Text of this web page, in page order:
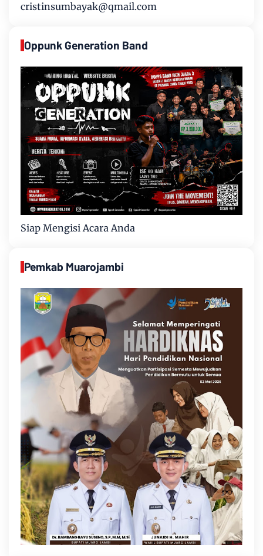
cristinsumbayak@qmail.com
Oppunk Generation Band
Siap Mengisi Acara Anda
Pemkab Muarojambi